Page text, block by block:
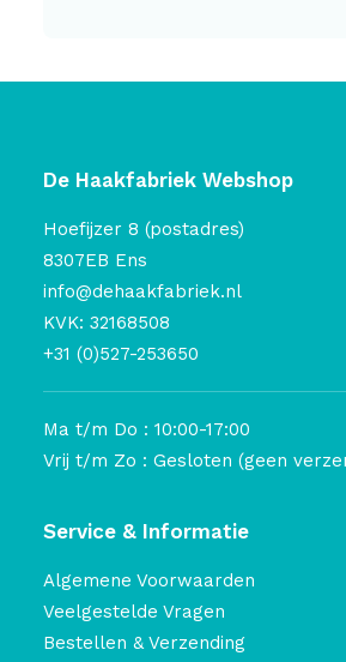
De Haakfabriek Webshop
Hoefijzer 8 (postadres)
8307EB Ens
info@dehaakfabriek.nl
KVK: 32168508
+31 (0)527-253650
Ma t/m Do : 10:00-17:00
Vrij t/m Zo : Gesloten (geen
Service & Informatie
Algemene Voorwaarden
Veelgestelde Vragen
Bestellen & Verzending